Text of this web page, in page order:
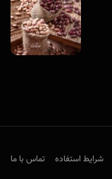
شرایط استفاده تماس با ما